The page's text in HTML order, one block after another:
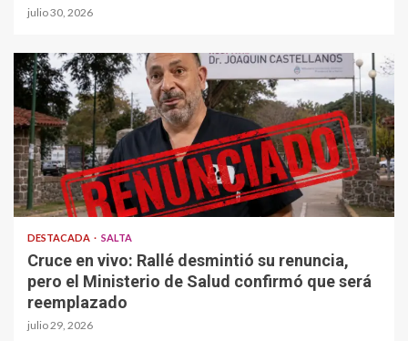
julio 30, 2026
DESTACADA SALTA
Cruce en vivo: Rallé desmintió su renuncia,
pero el Ministerio de Salud confirmó que será
reemplazado
julio 29, 2026